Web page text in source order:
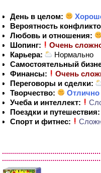
День в целом:
Вероятность
Любовь и отношения:
Шопинг:
Очень
Карьера:
Нормально
Самостоятельный
Финансы:
Очень
Переговоры и сделки:
Творчество:
Отлично
Учеба и интеллект:
Поездки и путешествия:
Спорт и фитнес: